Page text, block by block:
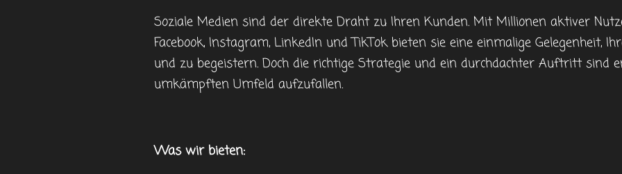
Soziale Medien sind der direkte Draht zu Ihren Kunden. Mit Millionen aktiver
Facebook, Instagram, LinkedIn und TikTok bieten sie eine einmalige Gelegenheit,
und zu begeistern. Doch die richtige Strategie und ein durchdachter Auftritt sind
umkämpften Umfeld aufzufallen.
Was wir bieten: